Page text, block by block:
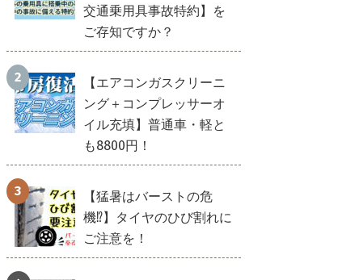
交通乗用具事故特約】を
ご存知ですか？
【エアコンガスクリーニ
ング＋コンプレッサーオ
イル充填】普通車・軽と
も8800円！
【猛暑はバーストの危
機⁉】タイヤのひび割れに
ご注意を！